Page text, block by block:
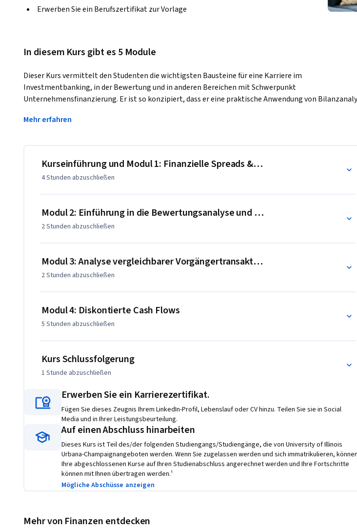
Erwerben Sie ein Berufszertifikat zur Vorlage
In diesem Kurs gibt es 5 Module
Dieser Kurs vermittelt den Studenten die wichtigsten Bausteine für eine Karriere im
Investmentbanking, in der Bewertung und in anderen Bereichen mit Schwerpunkt
Unternehmensfinanzierung. Er ist so konzipiert, dass er eine praktische Anwendung von
werden.
Rahmen der Unternehmensbewertung angewendet, wobei branchenübliche Bewertungstechniken
Einsatz kommen.
Mehr erfahren
Kurseinführung und Modul 1: Finanzielle Spreads & Anpassungen
4 Stunden abzuschließen
Modul 2: Einführung in die Bewertungsanalyse und Analyse
2 Stunden abzuschließen
Modul 3: Analyse vergleichbarer Vorgängertransaktionen
2 Stunden abzuschließen
Modul 4: Diskontierte Cash Flows
5 Stunden abzuschließen
Kurs Schlussfolgerung
1 Stunde abzuschließen
Erwerben Sie ein Karrierezertifikat.
Fügen Sie dieses Zeugnis Ihrem LinkedIn-Profil, Lebenslauf oder CV hinzu. Teilen Sie sie in Social
Media und in Ihrer Leistungsbeurteilung.
Auf einen Abschluss hinarbeiten
Dieses Kurs ist Teil des/der folgenden Studiengangs/Studiengänge, die von University of Illinois
Urbana-Champaignangeboten werden. Wenn Sie zugelassen werden und sich immatrikulieren, können
Ihre abgeschlossenen Kurse auf Ihren Studienabschluss angerechnet werden und Ihre Fortschritte
können mit Ihnen übertragen werden.¹
Mögliche Abschüsse anzeigen
Mehr von Finanzen entdecken